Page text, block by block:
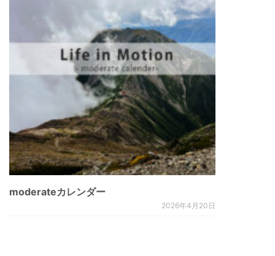
moderateカレンダー
2026年4月20日